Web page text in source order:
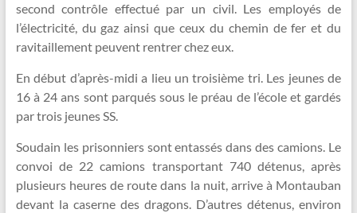
second contrôle effectué par un civil. Les employés de
l’électricité, du gaz ainsi que ceux du chemin de fer et du
ravitaillement peuvent rentrer chez eux.
En début d’après-midi a lieu un troisième tri. Les jeunes de
16 à 24 ans sont parqués sous le préau de l’école et gardés
par trois jeunes SS.
Soudain les prisonniers sont entassés dans des camions. Le
convoi de 22 camions transportant 740 détenus, après
plusieurs heures de route dans la nuit, arrive à Montauban
devant la caserne des dragons. D’autres détenus, environ